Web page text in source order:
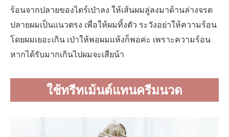
ร้อนจากปลายของไดร์เป่าลง ให้เส้นผมลู่ลงมาด้านล่างจรด
ปลายผมเป็นแนวตรง เพื่อให้ผมทิ้งตัว ระวังอย่าให้ความร้อน
โดยผมเยอะเกิน เป่าให้พอผมแห้งก็พอค่ะ เพราะความร้อน
หากได้รับมากเกินไปผมจะเสียน้า
ใช้ทรีทเม้นต์แทนครีมนวด